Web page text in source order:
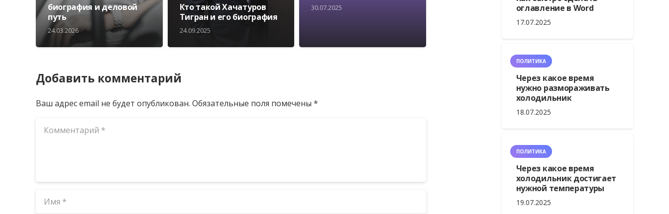
биография и деловой
путь
24.03.2026
Кто такой Хачатуров
Тигран и его биография
24.09.2025
30.07.2025
Добавить комментарий
Ваш адрес email не будет опубликован. Обязательные поля помечены *
оглавление в Word
17.07.2025
ПОЛИТИКА
Через какое время
нужно размораживать
холодильник
18.07.2025
ПОЛИТИКА
Через какое время
холодильник достигает
нужной температуры
19.07.2025